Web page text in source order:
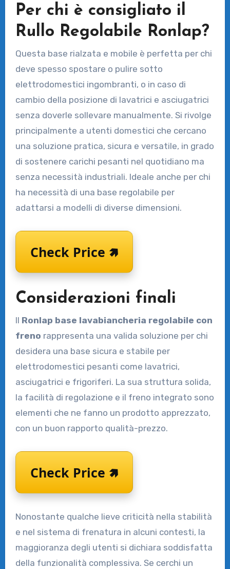
Per chi è consigliato il
Rullo Regolabile Ronlap?
Questa base rialzata e mobile è perfetta per chi
deve spesso spostare o pulire sotto
elettrodomestici ingombranti, o in caso di
cambio della posizione di lavatrici e asciugatrici
senza doverle sollevare manualmente. Si rivolge
principalmente a utenti domestici che cercano
una soluzione pratica, sicura e versatile, in grado
di sostenere carichi pesanti nel quotidiano ma
senza necessità industriali. Ideale anche per chi
ha necessità di una base regolabile per
adattarsi a modelli di diverse dimensioni.
Check Price 🢅
Considerazioni finali
Il Ronlap base lavabiancheria regolabile con
freno rappresenta una valida soluzione per chi
desidera una base sicura e stabile per
elettrodomestici pesanti come lavatrici,
asciugatrici e frigoriferi. La sua struttura solida,
la facilità di regolazione e il freno integrato sono
elementi che ne fanno un prodotto apprezzato,
con un buon rapporto qualità-prezzo.
Check Price 🢅
Nonostante qualche lieve criticità nella stabilità
e nel sistema di frenatura in alcuni contesti, la
maggioranza degli utenti si dichiara soddisfatta
della funzionalità complessiva. Se cerchi un